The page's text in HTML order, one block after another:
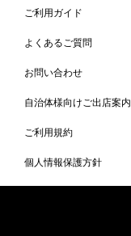
ご利用ガイド
よくあるご質問
お問い合わせ
自治体様向けご出店案内
ご利用規約
個人情報保護方針